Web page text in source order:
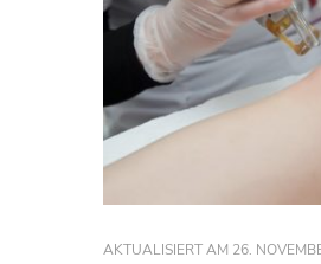
AKTUALISIERT AM 26.